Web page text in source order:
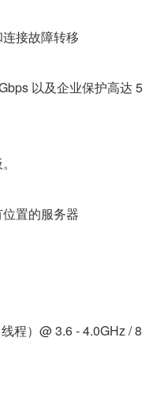
接故障转移
以及企业保护高达 5
置的服务器
程）@ 3.6 - 4.0GHz / 8